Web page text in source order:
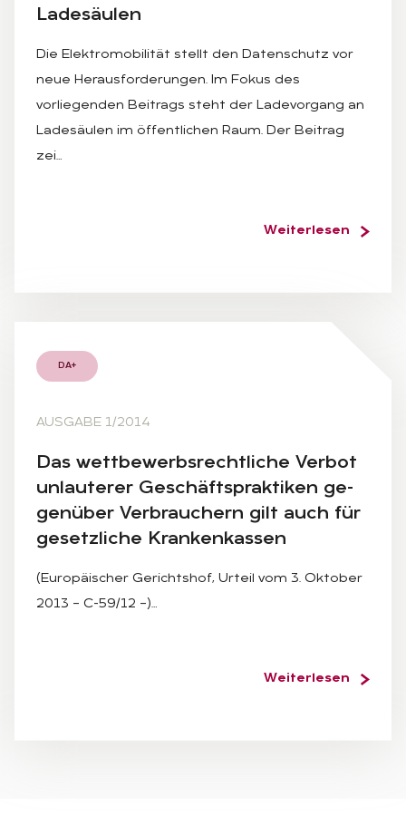
La­de­säu­len
Die Elektromobilität stellt den Datenschutz vor
neue Herausforderungen. Im Fokus des
vorliegenden Beitrags steht der Ladevorgang an
Ladesäulen im öffentlichen Raum. Der Beitrag
zei…
Weiterlesen
DA+
AUSGABE 1/2014
Das wett­be­werbs­recht­li­che Ver­bot
un­lau­te­rer Ge­schäfts­prak­ti­ken ge­
gen­über Ver­brau­chern gilt auch für
ge­setz­li­che Kran­ken­kas­sen
(Europäischer Gerichtshof, Urteil vom 3. Oktober
2013 – C-59/12 –)…
Weiterlesen